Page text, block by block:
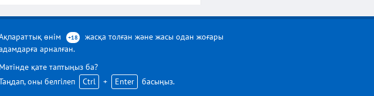
өнім +18
жасқа толған және жасы одан жоғары
арналған.
Мәтінде қате таптыңыз ба?
оны белгілеп
Ctrl + Enter басыңыз.